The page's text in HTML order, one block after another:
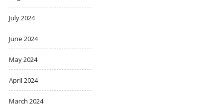
July 2024
June 2024
May 2024
April 2024
March 2024